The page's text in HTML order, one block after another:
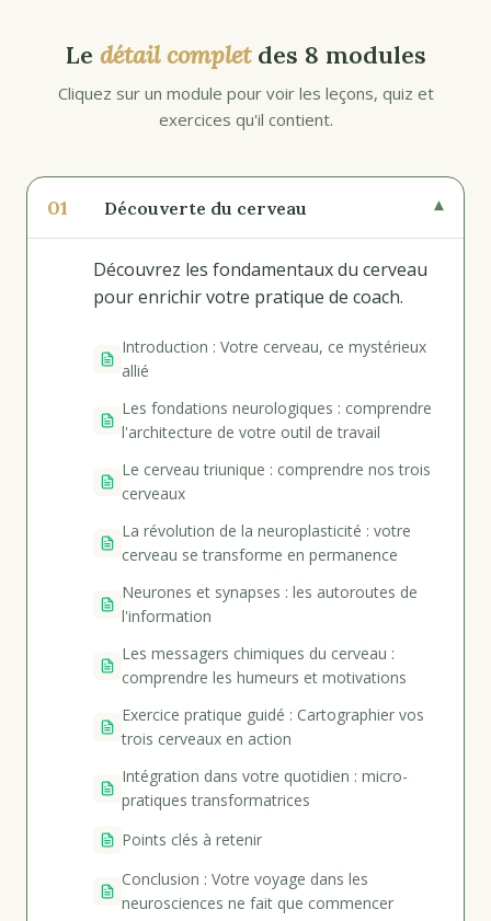
Le détail completdes 8 modules
Cliquez sur un module pour voir les leçons, quiz et
exercices qu'il contient.
01 Découverte du cerveau ▾
Découvrez les fondamentaux du cerveau
pour enrichir votre pratique de coach.
Introduction : Votre cerveau, ce mystérieux
allié
Les fondations neurologiques : comprendre
l'architecture de votre outil de travail
Le cerveau triunique : comprendre nos trois
cerveaux
La révolution de la neuroplasticité : votre
cerveau se transforme en permanence
Neurones et synapses : les autoroutes de
l'information
Les messagers chimiques du cerveau :
comprendre les humeurs et motivations
Exercice pratique guidé : Cartographier vos
trois cerveaux en action
Intégration dans votre quotidien : micro-
pratiques transformatrices
Points clés à retenir
Conclusion : Votre voyage dans les
neurosciences ne fait que commencer